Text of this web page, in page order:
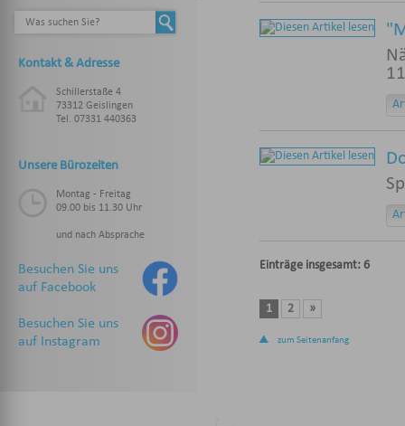
Kontakt & Adresse
Schillerstaße 4
73312 Geislingen
Tel. 07331 440363
Unsere Bürozeiten
Montag - Freitag
09.00 bis 11.30 Uhr
und nach Absprache
Besuchen Sie uns
auf Facebook
Besuchen Sie uns
auf Instagram
Einträge insgesamt: 6
1 2 »
zum Seitenanfang